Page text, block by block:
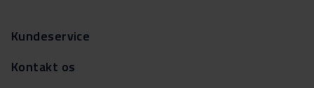
Kundeservice
Kontakt os